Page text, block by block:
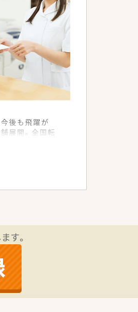
担していま
す。
後も飛躍が
展開。全国転
、産前産後
水準で腰を
助金が年間3
います。地域
す。
す。